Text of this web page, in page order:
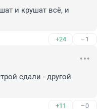
и крушат всё, и
+24 –1
сдали - другой
+11 –0